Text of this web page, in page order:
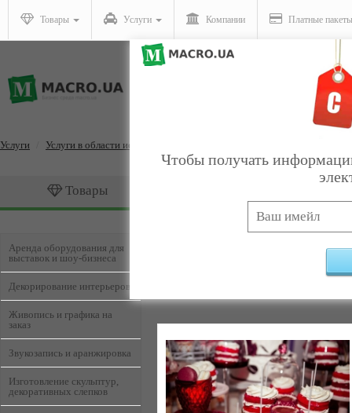
Товары Услуги Компании Платные пакеты
Услуги Услуги в области искусства и шоу-бизнеса
Товары
Аренда оборудования для
выставок и шоу-бизнеса
Декорирование интерьеров
Живопись и графика на
заказ
Звукозапись и аранжировка
Изготовление скульптур,
декоративных слепков
Услуги в области
Чтобы получать